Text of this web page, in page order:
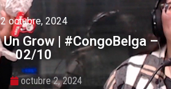
2 octubre, 2024
Un Grow | #CongoBelga –
02/10
octubre 2, 2024